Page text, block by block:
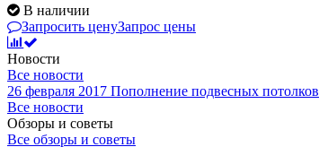
В наличии
Запросить ценуЗапрос цены
Новости
Все новости
26 февраля 2017 Пополнение подвесных потолков
Все новости
Обзоры и советы
Все обзоры и советы